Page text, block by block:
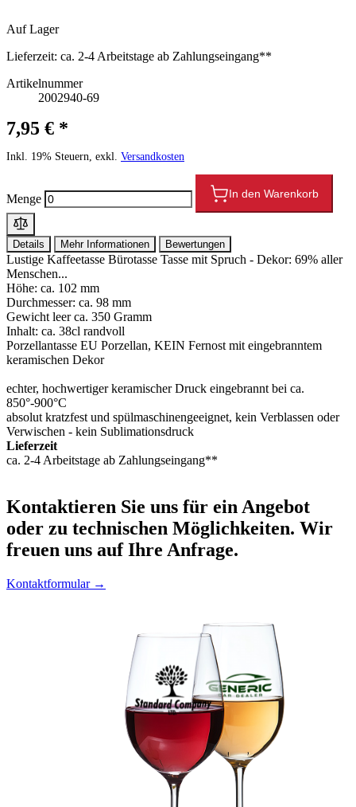
Auf Lager
Lieferzeit: ca. 2-4 Arbeitstage ab Zahlungseingang**
Artikelnummer
2002940-69
7,95 € *
Inkl. 19% Steuern, exkl. Versandkosten
Menge In den Warenkorb
Details Mehr Informationen Bewertungen
Lustige Kaffeetasse Bürotasse Tasse mit Spruch - Dekor: 69% aller
Menschen...
Höhe: ca. 102 mm
Durchmesser: ca. 98 mm
Gewicht leer ca. 350 Gramm
Inhalt: ca. 38cl randvoll
Porzellantasse EU Porzellan, KEIN Fernost mit eingebranntem
keramischen Dekor
echter, hochwertiger keramischer Druck eingebrannt bei ca.
850°-900°C
absolut kratzfest und spülmaschinengeeignet, kein Verblassen oder
Verwischen - kein Sublimationsdruck
Lieferzeit
ca. 2-4 Arbeitstage ab Zahlungseingang**
Kontaktieren Sie uns für ein Angebot
oder zu technischen Möglichkeiten. Wir
freuen uns auf Ihre Anfrage.
Kontaktformular →